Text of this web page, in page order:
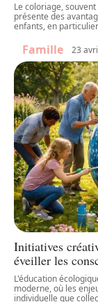
Le coloriage,
présente des
enfants, en
Famille 23
Initiatives
éveiller les
L'éducation
moderne, où les
individuelle que